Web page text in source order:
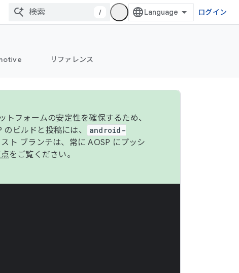
/ ログイン
リファレンス
フォームの安定性を確保するため、
ビルドと投稿には、
android-
ト ブランチは、常に AOSP にプッシ
をご覧ください。